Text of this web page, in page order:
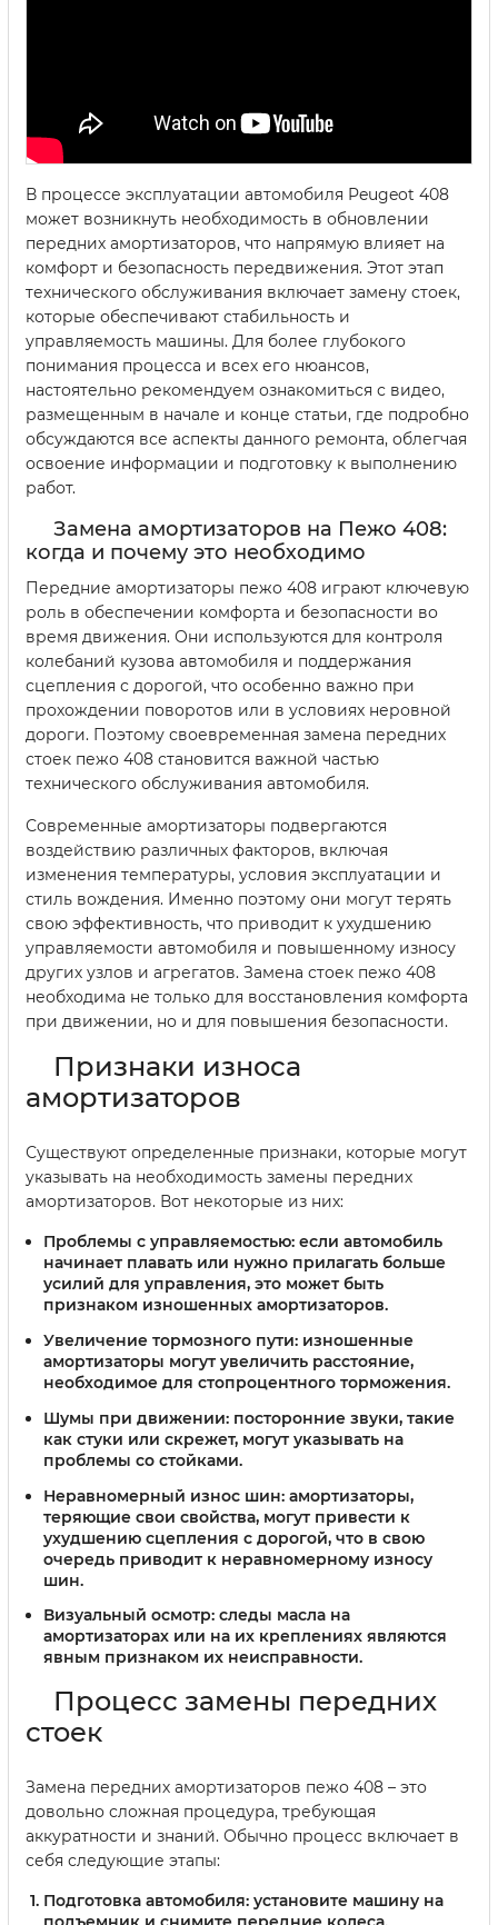
В процессе эксплуатации автомобиля Peugeot 408
может возникнуть необходимость в обновлении
передних амортизаторов, что напрямую влияет на
комфорт и безопасность передвижения. Этот этап
технического обслуживания включает замену стоек,
которые обеспечивают стабильность и
управляемость машины. Для более глубокого
понимания процесса и всех его нюансов,
настоятельно рекомендуем ознакомиться с видео,
размещенным в начале и конце статьи, где подробно
обсуждаются все аспекты данного ремонта, облегчая
освоение информации и подготовку к выполнению
работ.
Замена амортизаторов на Пежо 408:
когда и почему это необходимо
Передние амортизаторы пежо 408 играют ключевую
роль в обеспечении комфорта и безопасности во
время движения. Они используются для контроля
колебаний кузова автомобиля и поддержания
сцепления с дорогой, что особенно важно при
прохождении поворотов или в условиях неровной
дороги. Поэтому своевременная замена передних
стоек пежо 408 становится важной частью
технического обслуживания автомобиля.
Современные амортизаторы подвергаются
воздействию различных факторов, включая
изменения температуры, условия эксплуатации и
стиль вождения. Именно поэтому они могут терять
свою эффективность, что приводит к ухудшению
управляемости автомобиля и повышенному износу
других узлов и агрегатов. Замена стоек пежо 408
необходима не только для восстановления комфорта
при движении, но и для повышения безопасности.
Признаки износа
амортизаторов
Существуют определенные признаки, которые могут
указывать на необходимость замены передних
амортизаторов. Вот некоторые из них:
Проблемы с управляемостью: если автомобиль
начинает плавать или нужно прилагать больше
усилий для управления, это может быть
признаком изношенных амортизаторов.
Увеличение тормозного пути: изношенные
амортизаторы могут увеличить расстояние,
необходимое для стопроцентного торможения.
Шумы при движении: посторонние звуки, такие
как стуки или скрежет, могут указывать на
проблемы со стойками.
Неравномерный износ шин: амортизаторы,
теряющие свои свойства, могут привести к
ухудшению сцепления с дорогой, что в свою
очередь приводит к неравномерному износу
шин.
Визуальный осмотр: следы масла на
амортизаторах или на их креплениях являются
явным признаком их неисправности.
Процесс замены передних
стоек
Замена передних амортизаторов пежо 408 – это
довольно сложная процедура, требующая
аккуратности и знаний. Обычно процесс включает в
себя следующие этапы:
Подготовка автомобиля: установите машину на